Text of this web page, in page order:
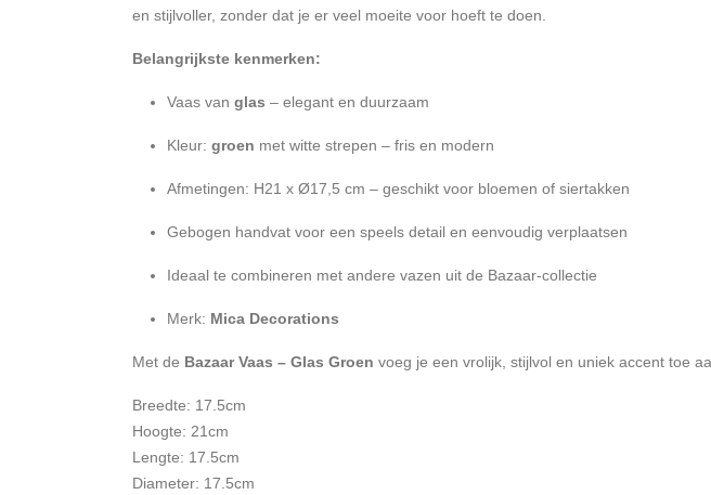
en stijlvoller, zonder dat je er veel moeite voor hoeft te doen.
Belangrijkste kenmerken:
Vaas van glas – elegant en duurzaam
Kleur: groen met witte strepen – fris en modern
Afmetingen: H21 x Ø17,5 cm – geschikt voor bloemen of siertakken
Gebogen handvat voor een speels detail en eenvoudig verplaatsen
Ideaal te combineren met andere vazen uit de Bazaar-collectie
Merk: Mica Decorations
Met de Bazaar Vaas – Glas Groen voeg je een vrolijk, stijlvol en uniek accent toe
Breedte: 17.5cm
Hoogte: 21cm
Lengte: 17.5cm
Diameter: 17.5cm